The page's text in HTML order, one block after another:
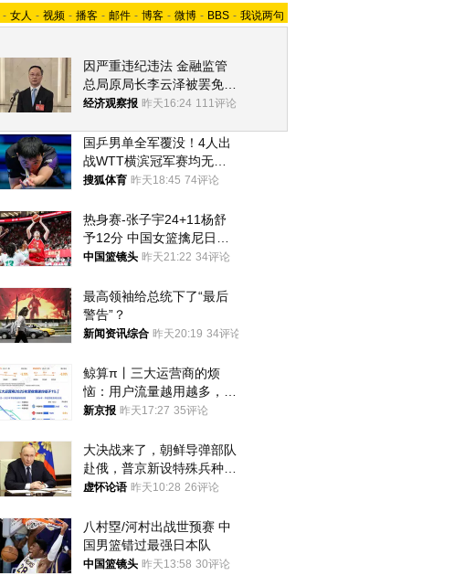
- 女人 - 视频 - 播客 - 邮件 - 博客 - 微博 - BBS - 我说两句
因严重违纪违法 金融监管
总局原局长李云泽被罢免全
国人大代表
经济观察报 昨天16:24 111评论
国乒男单全军覆没！4人出
战WTT横滨冠军赛均无缘
八强
搜狐体育 昨天18:45 74评论
热身赛-张子宇24+11杨舒
予12分 中国女篮擒尼日利
亚
中国篮镜头 昨天21:22 34评论
最高领袖给总统下了“最后
警告”？
新闻资讯综合 昨天20:19 34评论
鲸算π丨三大运营商的烦
恼：用户流量越用越多，收
入却越来越少
新京报 昨天17:27 35评论
大决战来了，朝鲜导弹部队
赴俄，普京新设特殊兵种，
76岁老将扛旗
虚怀论语 昨天10:28 26评论
八村塁/河村出战世预赛 中
国男篮错过最强日本队
中国篮镜头 昨天13:58 30评论